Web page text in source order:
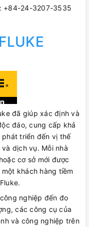
+84-24-3207-3535
đã giúp xác định và
đáo, cung cấp khả
triển đến vị thế
dịch vụ. Mỗi nhà
cơ sở mới được
khách hàng tiềm
nghiệp đến đo
các công cụ của
và công nghiệp trên